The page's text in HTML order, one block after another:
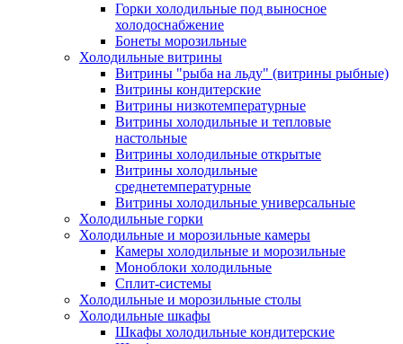
Горки холодильные под выносное
холодоснабжение
Бонеты морозильные
Холодильные витрины
Витрины "рыба на льду" (витрины рыбные)
Витрины кондитерские
Витрины низкотемпературные
Витрины холодильные и тепловые
настольные
Витрины холодильные открытые
Витрины холодильные
среднетемпературные
Витрины холодильные универсальные
Холодильные горки
Холодильные и морозильные камеры
Камеры холодильные и морозильные
Моноблоки холодильные
Сплит-системы
Холодильные и морозильные столы
Холодильные шкафы
Шкафы холодильные кондитерские